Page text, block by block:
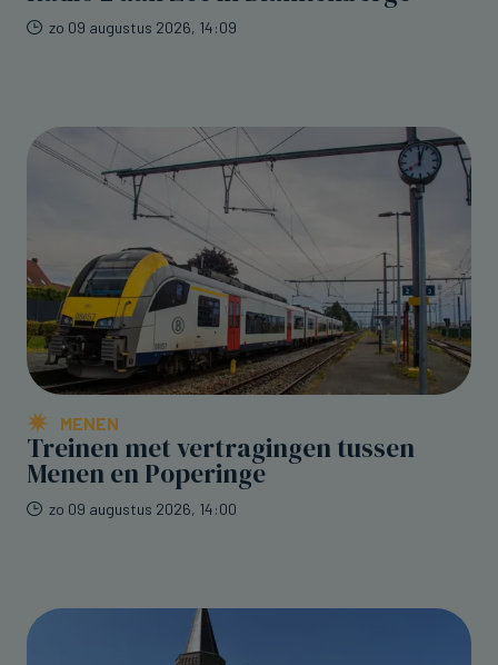
zo 09 augustus 2026, 14:09
MENEN
Treinen met vertragingen tussen
Menen en Poperinge
zo 09 augustus 2026, 14:00